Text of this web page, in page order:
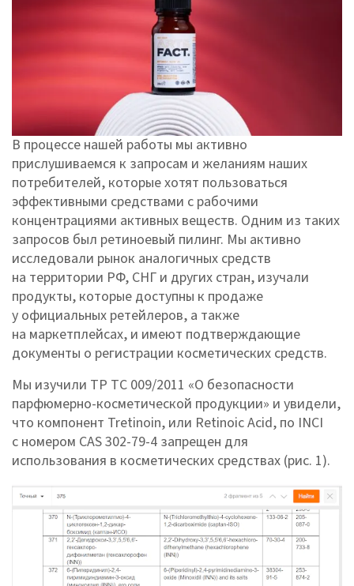
В процессе нашей работы мы активно
прислушиваемся к запросам и желаниям наших
потребителей, которые хотят пользоваться
эффективными средствами с рабочими
концентрациями активных веществ. Одним из таких
запросов был ретиноевый пилинг. Мы активно
исследовали рынок аналогичных средств
на территории РФ, СНГ и других стран, изучали
продукты, которые доступны к продаже
у официальных ретейлеров, а также
на маркетплейсах, и имеют подтверждающие
документы о регистрации косметических средств.
Мы изучили ТР ТС 009/2011 «О безопасности
парфюмерно-косметической продукции» и увидели,
что компонент Tretinoin, или Retinoic Acid, по INCI
с номером CAS 302-79-4 запрещен для
использования в косметических средствах (рис. 1).